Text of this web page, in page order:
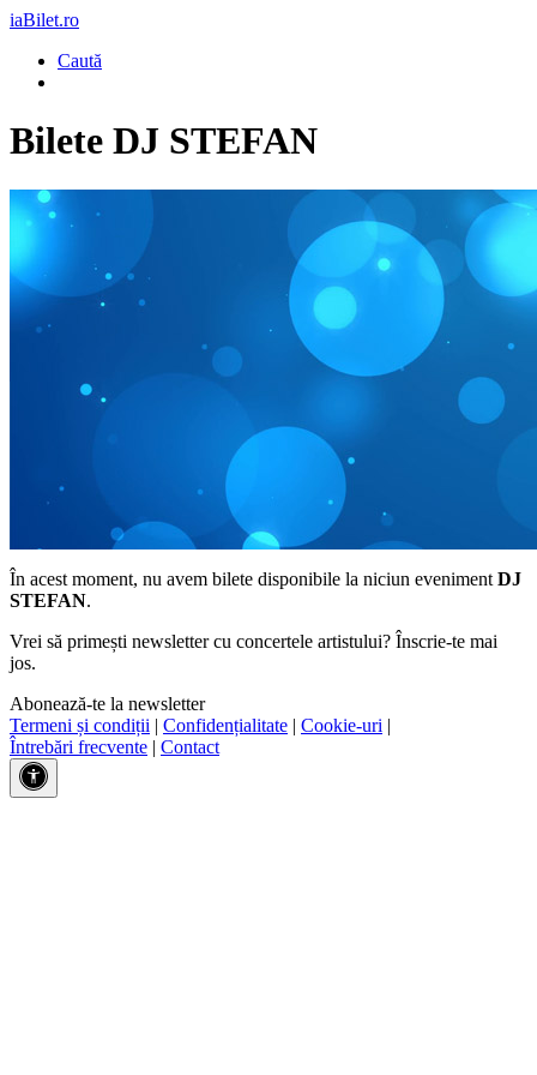
iaBilet.ro
Caută
Bilete DJ STEFAN
În acest moment, nu avem bilete disponibile la niciun eveniment DJ
STEFAN.
Vrei să primești newsletter cu concertele artistului? Înscrie-te mai
jos.
Abonează-te la newsletter
Termeni și condiții | Confidențialitate | Cookie-uri |
Întrebări frecvente | Contact